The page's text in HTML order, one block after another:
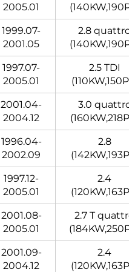
2005.01
1999.07-
2001.05
2.8 quattro
1997.07-
2005.01
2.5 TDI
(110KW,150PS)
2001.04-
2004.12
3.0 quattro
(160KW,218PS)
1996.04-
2002.09
2.8
(142KW,193PS)
1997.12-
2005.01
2.4
(120KW,163PS)
2001.08-
2005.01
2.7 T quattro
2001.09-
2004.12
2.4
(120KW,163PS)